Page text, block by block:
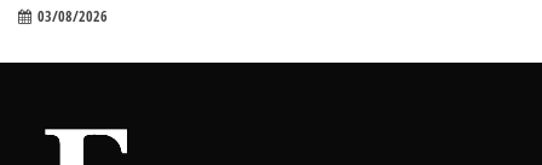
03/08/2026